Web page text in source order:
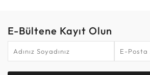
E-Bültene Kayıt Olun